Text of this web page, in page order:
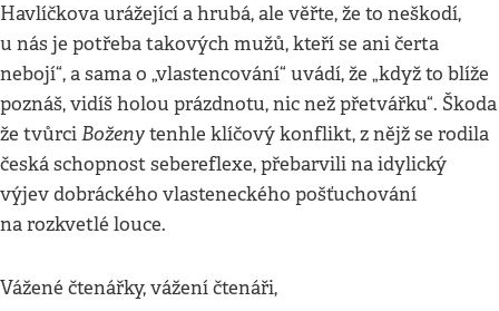
Havlíčkova urážející a hrubá, ale věřte, že to neškodí,
u nás je potřeba takových mužů, kteří se ani čerta
nebojí“, a sama o „vlastencování“ uvádí, že „když to blíže
poznáš, vidíš holou prázdnotu, nic než přetvářku“. Škoda
že tvůrciBoženytenhle klíčový konflikt, z nějž se rodila
česká schopnost sebereflexe, přebarvili na idylický
výjev dobráckého vlasteneckého pošťuchování
na rozkvetlé louce.
Vážené čtenářky, vážení čtenáři,